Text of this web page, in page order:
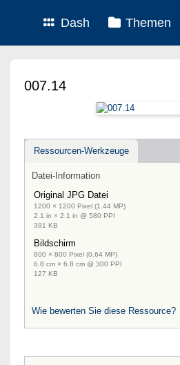
Dash Themen
007.14
Ressourcen-Werkzeuge
Datei-Information
Original JPG Datei
1200 × 1200 Pixel (1.44 MP)
2.1 in × 2.1 in @ 580 PPI
391 KB
Bildschirm
800 × 800 Pixel (0.64 MP)
6.8 cm × 6.8 cm @ 300 PPI
127 KB
Wie bewerten Sie diese Ressource?